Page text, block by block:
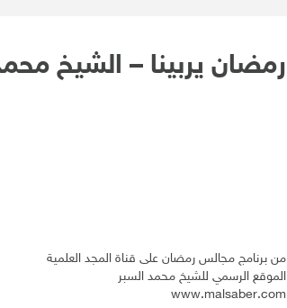
رمضان يربينا – الشيخ
من برنامج مجالس رمضان على قناة المجد العلمية
الموقع الرسمي للشيخ محمد السبر
www.malsaber.com